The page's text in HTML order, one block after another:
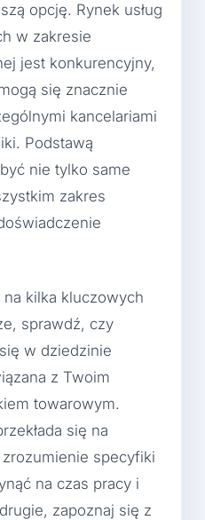
opcję. Rynek usług
w zakresie
jest konkurencyjny,
się znacznie
kancelariami
Podstawą
nie tylko same
zakres
kilka kluczowych
sprawdź, czy
w dziedzinie
z Twoim
towarowym.
się na
specyfiki
na czas pracy i
zapoznaj się z